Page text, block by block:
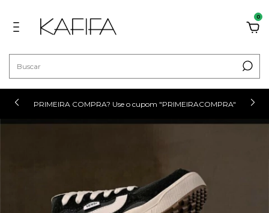
0
PRIMEIRA COMPRA? Use o cupom "PRIMEIRACOMPRA"